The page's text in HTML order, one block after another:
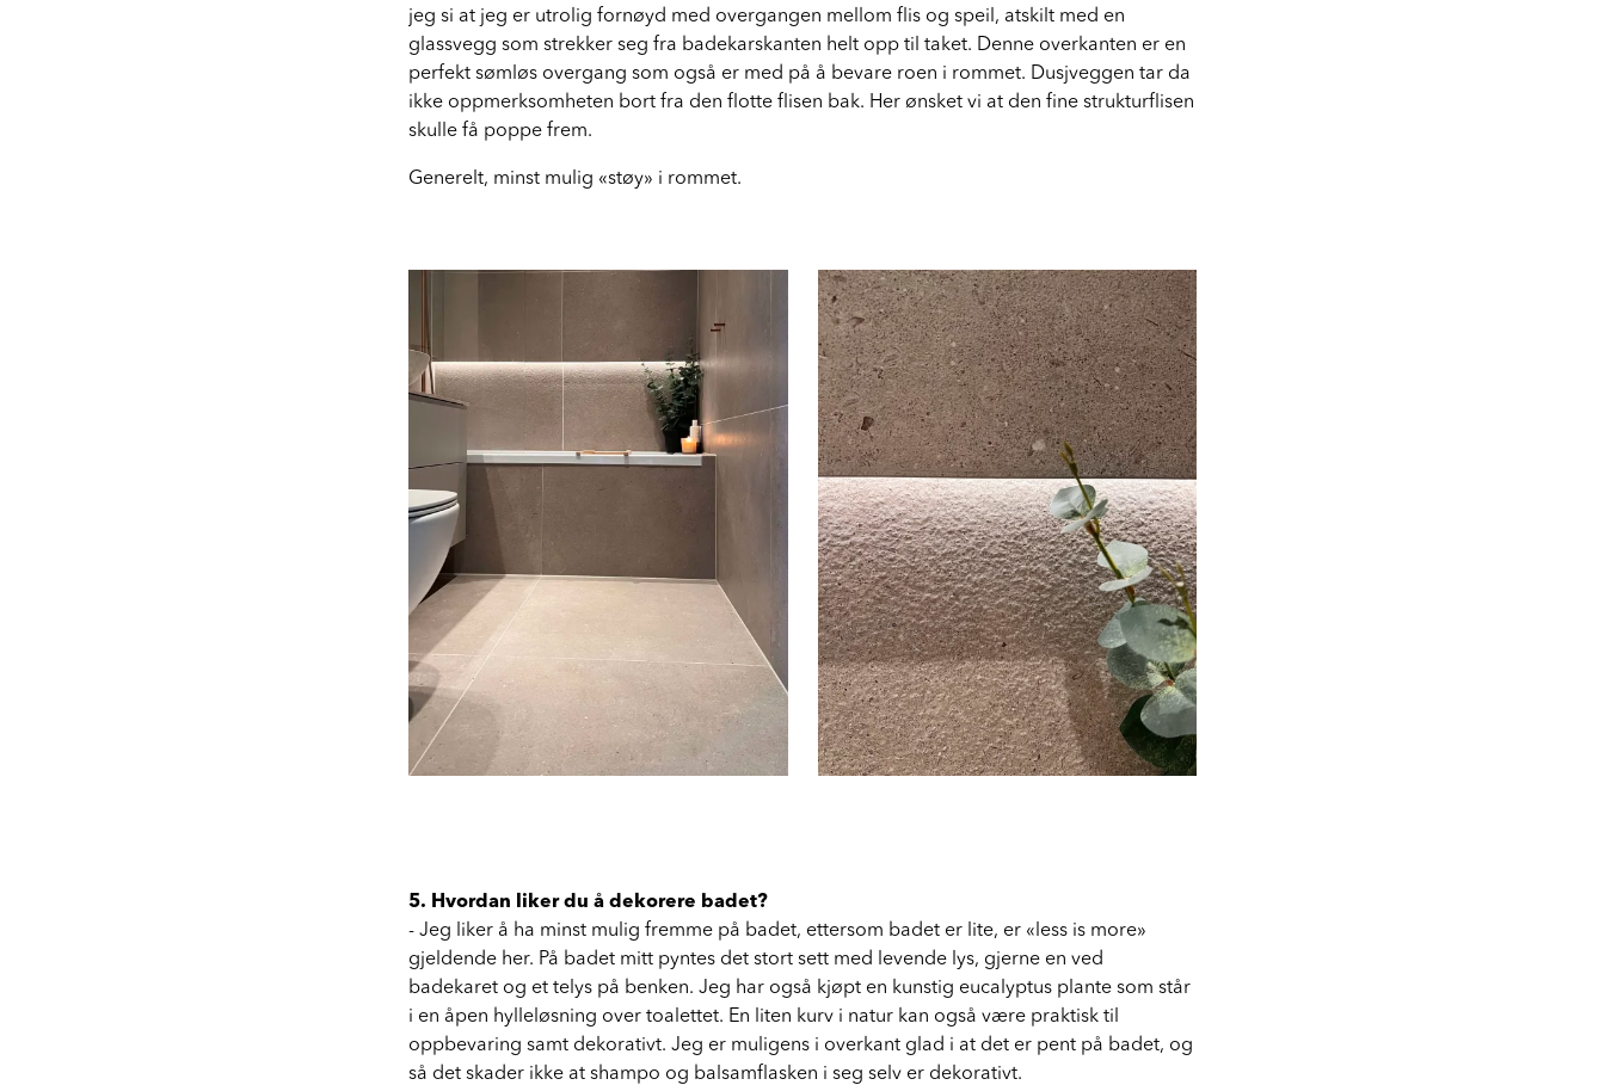
jeg si at jeg er utrolig fornøyd med overgangen mellom flis og speil, atskilt med en
glassvegg som strekker seg fra badekarskanten helt opp til taket. Denne overkanten er en
perfekt sømløs overgang som også er med på å bevare roen i rommet. Dusjveggen tar da
ikke oppmerksomheten bort fra den flotte flisen bak. Her ønsket vi at den fine strukturflisen
skulle få poppe frem.
Generelt, minst mulig «støy» i rommet.
5. Hvordan liker du å dekorere badet?
- Jeg liker å ha minst mulig fremme på badet, ettersom badet er lite, er «less is more»
gjeldende her. På badet mitt pyntes det stort sett med levende lys, gjerne en ved
badekaret og et telys på benken. Jeg har også kjøpt en kunstig eucalyptus plante som står
i en åpen hylleløsning over toalettet. En liten kurv i natur kan også være praktisk til
oppbevaring samt dekorativt. Jeg er muligens i overkant glad i at det er pent på badet, og
så det skader ikke at shampo og balsamflasken i seg selv er dekorativt.